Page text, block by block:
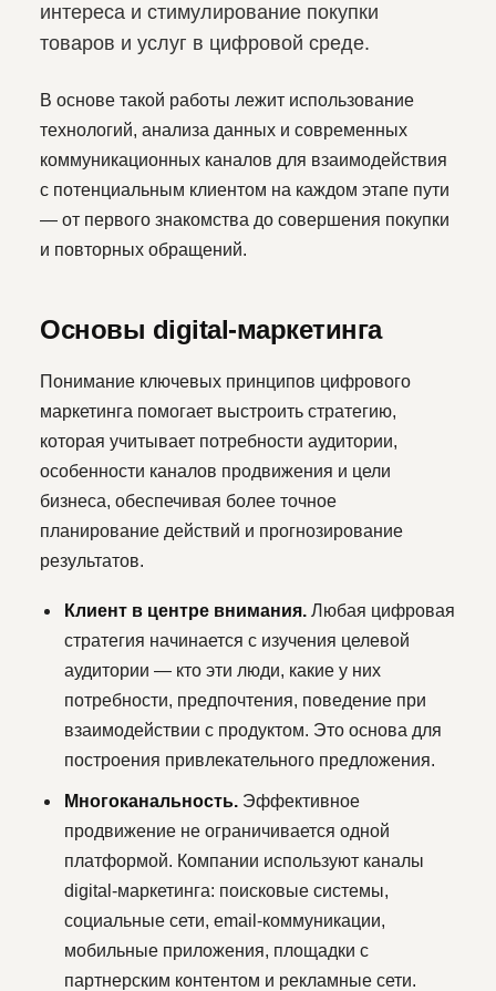
интереса и стимулирование покупки
товаров и услуг в цифровой среде.
В основе такой работы лежит использование
технологий, анализа данных и современных
коммуникационных каналов для взаимодействия
с потенциальным клиентом на каждом этапе пути
— от первого знакомства до совершения покупки
и повторных обращений.
Основы digital-маркетинга
Понимание ключевых принципов цифрового
маркетинга помогает выстроить стратегию,
которая учитывает потребности аудитории,
особенности каналов продвижения и цели
бизнеса, обеспечивая более точное
планирование действий и прогнозирование
результатов.
Клиент в центре внимания. Любая цифровая
стратегия начинается с изучения целевой
аудитории — кто эти люди, какие у них
потребности, предпочтения, поведение при
взаимодействии с продуктом. Это основа для
построения привлекательного предложения.
Многоканальность. Эффективное
продвижение не ограничивается одной
платформой. Компании используют каналы
digital-маркетинга: поисковые системы,
социальные сети, email-коммуникации,
мобильные приложения, площадки с
партнерским контентом и рекламные сети.